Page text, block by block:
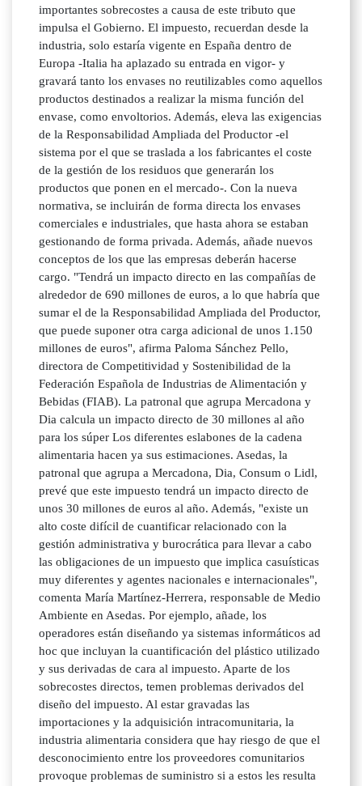
importantes sobrecostes a causa de este tributo que
impulsa el Gobierno. El impuesto, recuerdan desde la
industria, solo estaría vigente en España dentro de
Europa -Italia ha aplazado su entrada en vigor- y
gravará tanto los envases no reutilizables como aquellos
productos destinados a realizar la misma función del
envase, como envoltorios. Además, eleva las exigencias
de la Responsabilidad Ampliada del Productor -el
sistema por el que se traslada a los fabricantes el coste
de la gestión de los residuos que generarán los
productos que ponen en el mercado-. Con la nueva
normativa, se incluirán de forma directa los envases
comerciales e industriales, que hasta ahora se estaban
gestionando de forma privada. Además, añade nuevos
conceptos de los que las empresas deberán hacerse
cargo. "Tendrá un impacto directo en las compañías de
alrededor de 690 millones de euros, a lo que habría que
sumar el de la Responsabilidad Ampliada del Productor,
que puede suponer otra carga adicional de unos 1.150
millones de euros", afirma Paloma Sánchez Pello,
directora de Competitividad y Sostenibilidad de la
Federación Española de Industrias de Alimentación y
Bebidas (FIAB). La patronal que agrupa Mercadona y
Dia calcula un impacto directo de 30 millones al año
para los súper Los diferentes eslabones de la cadena
alimentaria hacen ya sus estimaciones. Asedas, la
patronal que agrupa a Mercadona, Dia, Consum o Lidl,
prevé que este impuesto tendrá un impacto directo de
unos 30 millones de euros al año. Además, "existe un
alto coste difícil de cuantificar relacionado con la
gestión administrativa y burocrática para llevar a cabo
las obligaciones de un impuesto que implica casuísticas
muy diferentes y agentes nacionales e internacionales",
comenta María Martínez-Herrera, responsable de Medio
Ambiente en Asedas. Por ejemplo, añade, los
operadores están diseñando ya sistemas informáticos ad
hoc que incluyan la cuantificación del plástico utilizado
y sus derivadas de cara al impuesto. Aparte de los
sobrecostes directos, temen problemas derivados del
diseño del impuesto. Al estar gravadas las
importaciones y la adquisición intracomunitaria, la
industria alimentaria considera que hay riesgo de que el
desconocimiento entre los proveedores comunitarios
provoque problemas de suministro si a estos les resulta